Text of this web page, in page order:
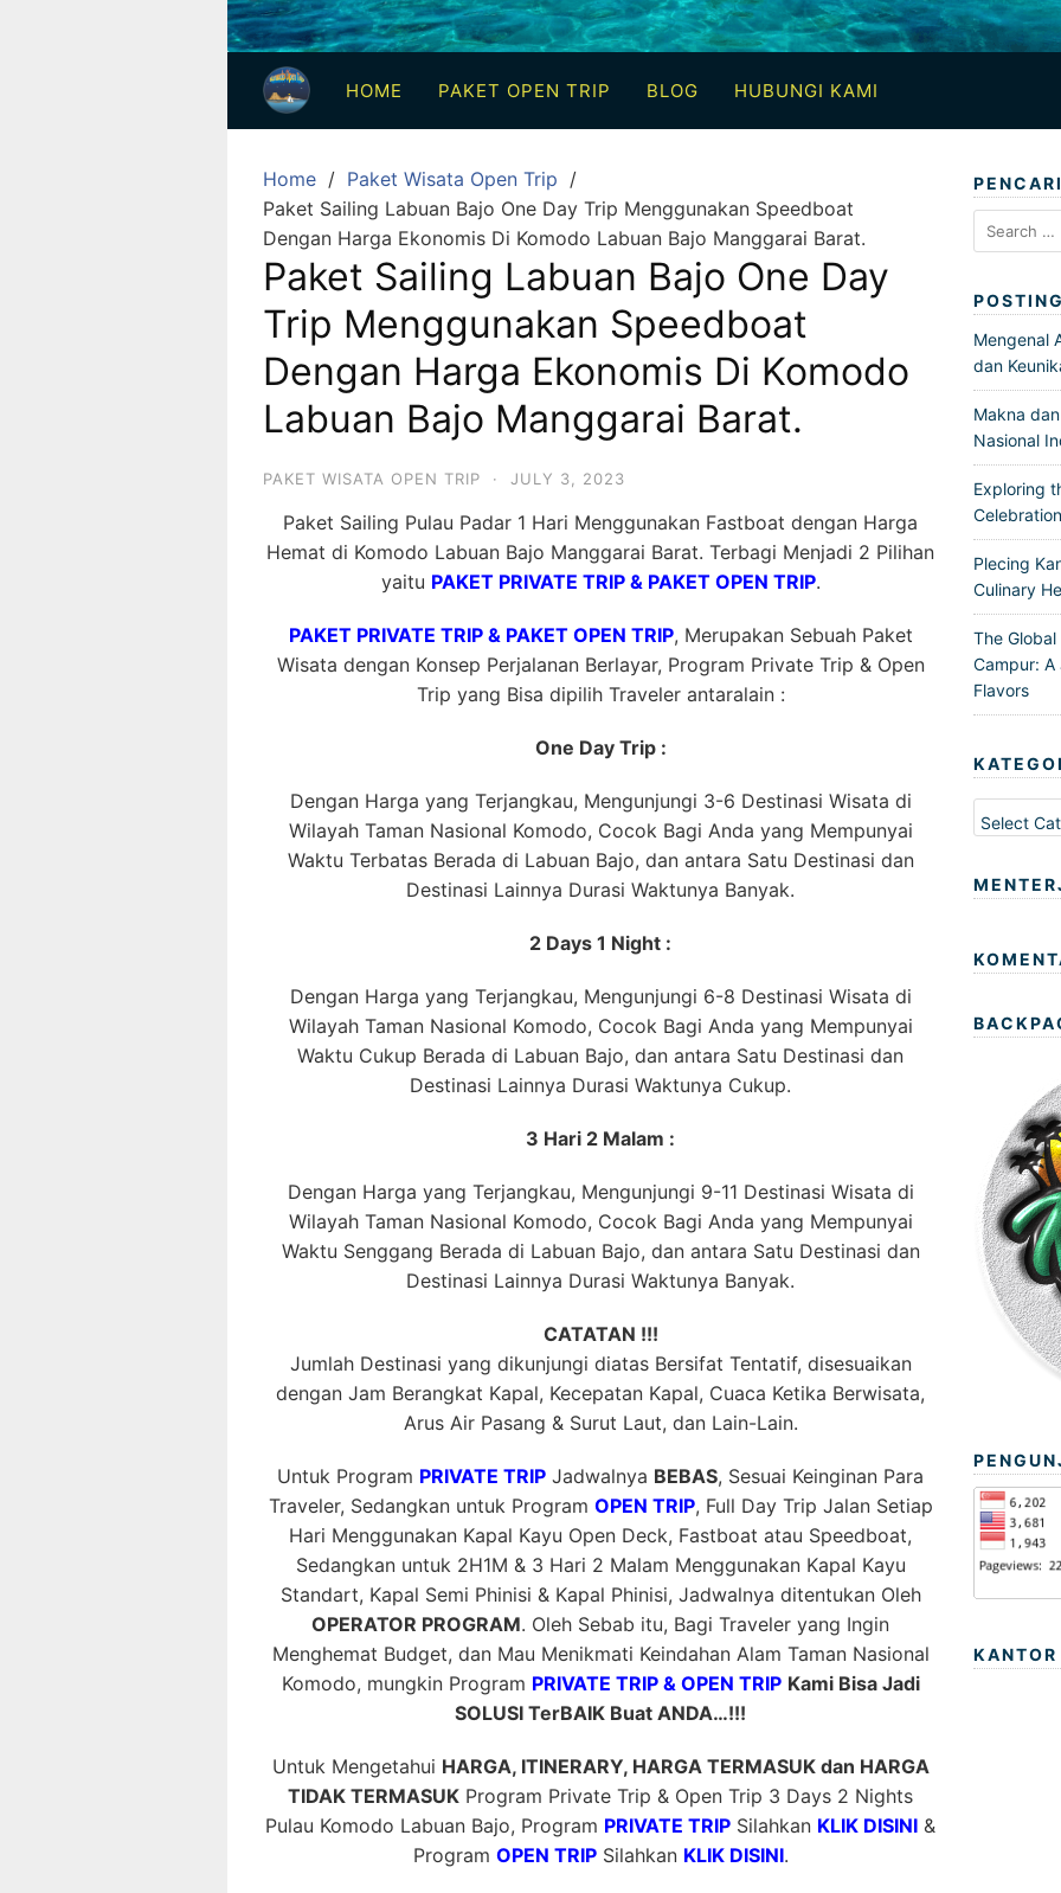
3
Hari
2
Malam,
Hari
1
Malam
dan
Hari
Penuh
HOME PAKET OPEN TRIP BLOG HUBUNGI KAMI
Home
Paket Wisata Open Trip
Paket Sailing Labuan Bajo One Day Trip Menggunakan Speedboat
Dengan Harga Ekonomis Di Komodo Labuan Bajo Manggarai Barat.
Paket Sailing Labuan Bajo One Day
Trip Menggunakan Speedboat
Dengan Harga Ekonomis Di Komodo
Labuan Bajo Manggarai Barat.
PAKET WISATA OPEN TRIP · JULY 3, 2023
Paket Sailing Pulau Padar 1 Hari Menggunakan Fastboat dengan Harga
Hemat di Komodo Labuan Bajo Manggarai Barat. Terbagi Menjadi 2 Pilihan
yaitu PAKET PRIVATE TRIP & PAKET OPEN TRIP.
PAKET PRIVATE TRIP & PAKET OPEN TRIP, Merupakan Sebuah Paket
Wisata dengan Konsep Perjalanan Berlayar, Program Private Trip & Open
Trip yang Bisa dipilih Traveler antaralain :
One Day Trip :
Dengan Harga yang Terjangkau, Mengunjungi 3-6 Destinasi Wisata di
Wilayah Taman Nasional Komodo, Cocok Bagi Anda yang Mempunyai
Waktu Terbatas Berada di Labuan Bajo, dan antara Satu Destinasi dan
Destinasi Lainnya Durasi Waktunya Banyak.
2 Days 1 Night :
Dengan Harga yang Terjangkau, Mengunjungi 6-8 Destinasi Wisata di
Wilayah Taman Nasional Komodo, Cocok Bagi Anda yang Mempunyai
Waktu Cukup Berada di Labuan Bajo, dan antara Satu Destinasi dan
Destinasi Lainnya Durasi Waktunya Cukup.
3 Hari 2 Malam :
Dengan Harga yang Terjangkau, Mengunjungi 9-11 Destinasi Wisata di
Wilayah Taman Nasional Komodo, Cocok Bagi Anda yang Mempunyai
Waktu Senggang Berada di Labuan Bajo, dan antara Satu Destinasi dan
Destinasi Lainnya Durasi Waktunya Banyak.
CATATAN !!!
Jumlah Destinasi yang dikunjungi diatas Bersifat Tentatif, disesuaikan
dengan Jam Berangkat Kapal, Kecepatan Kapal, Cuaca Ketika Berwisata,
Arus Air Pasang & Surut Laut, dan Lain-Lain.
Untuk Program PRIVATE TRIP Jadwalnya BEBAS, Sesuai Keinginan Para
Traveler, Sedangkan untuk Program OPEN TRIP, Full Day Trip Jalan Setiap
Hari Menggunakan Kapal Kayu Open Deck, Fastboat atau Speedboat,
Sedangkan untuk 2H1M & 3 Hari 2 Malam Menggunakan Kapal Kayu
Standart, Kapal Semi Phinisi & Kapal Phinisi, Jadwalnya ditentukan Oleh
OPERATOR PROGRAM. Oleh Sebab itu, Bagi Traveler yang Ingin
Menghemat Budget, dan Mau Menikmati Keindahan Alam Taman Nasional
Komodo, mungkin Program PRIVATE TRIP & OPEN TRIP Kami Bisa Jadi
SOLUSI TerBAIK Buat ANDA…!!!
Untuk Mengetahui HARGA, ITINERARY, HARGA TERMASUK dan HARGA
TIDAK TERMASUK Program Private Trip & Open Trip 3 Days 2 Nights
Pulau Komodo Labuan Bajo, Program PRIVATE TRIP Silahkan KLIK DISINI &
Program OPEN TRIPSilahkan KLIK DISINI.
Search
for:
Mengenal
dan
Makna
Nasional
Exploring
Plecing
Culinary
The
Campur: A
Flavors
Kategori
KANTOR